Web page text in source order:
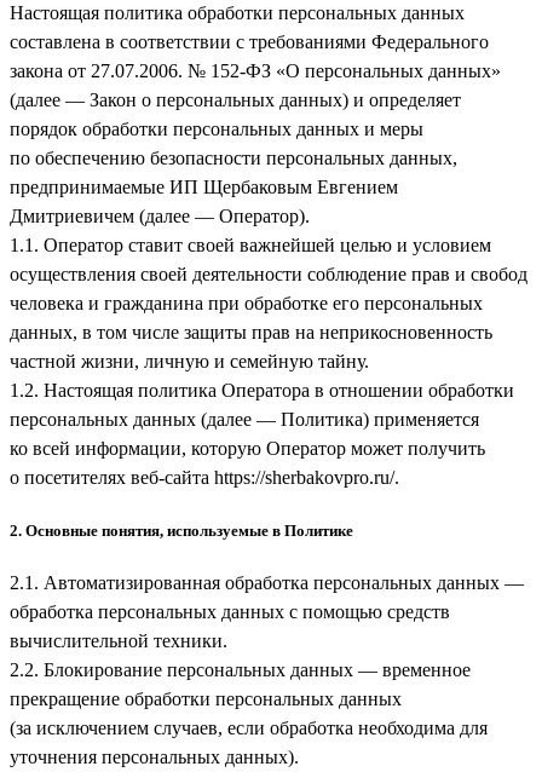
Настоящая политика обработки персональных данных
составлена в соответствии с требованиями Федерального
закона от 27.07.2006. № 152-ФЗ «О персональных данных»
(далее — Закон о персональных данных) и определяет
порядок обработки персональных данных и меры
по обеспечению безопасности персональных данных,
предпринимаемые ИП Щербаковым Евгением
Дмитриевичем (далее — Оператор).
1.1. Оператор ставит своей важнейшей целью и условием
осуществления своей деятельности соблюдение прав и свобод
человека и гражданина при обработке его персональных
данных, в том числе защиты прав на неприкосновенность
частной жизни, личную и семейную тайну.
1.2. Настоящая политика Оператора в отношении обработки
персональных данных (далее — Политика) применяется
ко всей информации, которую Оператор может получить
о посетителях веб-сайта https://sherbakovpro.ru/.
2. Основные понятия, используемые в Политике
2.1. Автоматизированная обработка персональных данных —
обработка персональных данных с помощью средств
вычислительной техники.
2.2. Блокирование персональных данных — временное
прекращение обработки персональных данных
(за исключением случаев, если обработка необходима для
уточнения персональных данных).